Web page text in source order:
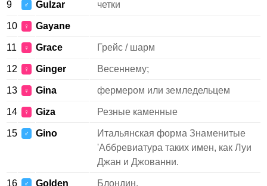
9 ♂ Gulzar четки
10 ♀ Gayane
11 ♀ Grace Грейс / шарм
12 ♀ Ginger Весеннему;
13 ♀ Gina фермером или земледельцем
14 ♀ Giza Резные каменные
15 ♂ Gino
Итальянская форма Знаменитые
'Аббревиатура таких имен, как Луи
Джан и Джованни.
16 ♂ Golden Блондин.